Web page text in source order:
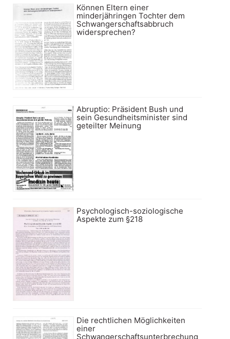
Können Eltern einer
minderjähringen Tochter dem
Schwangerschaftsabbruch
widersprechen?
Abruptio: Präsident Bush und
sein Gesundheitsminister sind
geteilter Meinung
Psychologisch-soziologische
Aspekte zum §218
Die rechtlichen Möglichkeiten
einer
Schwangerschaftsunterbrechung